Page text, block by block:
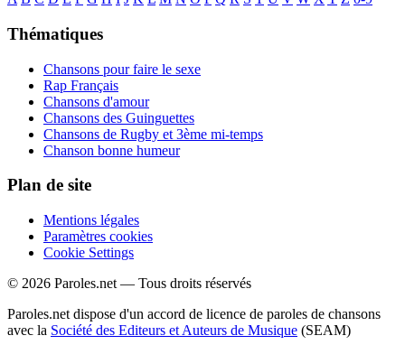
Thématiques
Chansons pour faire le sexe
Rap Français
Chansons d'amour
Chansons des Guinguettes
Chansons de Rugby et 3ème mi-temps
Chanson bonne humeur
Plan de site
Mentions légales
Paramètres cookies
Cookie Settings
© 2026 Paroles.net — Tous droits réservés
Paroles.net dispose d'un accord de licence de paroles de chansons
avec la Société des Editeurs et Auteurs de Musique (SEAM)